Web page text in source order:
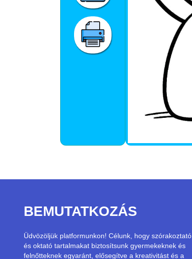
BEMUTATKOZÁS
Üdvözöljük platformunkon! Célunk, hogy szórakoztató
és oktató tartalmakat biztosítsunk gyermekeknek és
felnőtteknek egyaránt, elősegítve a kreativitást és a